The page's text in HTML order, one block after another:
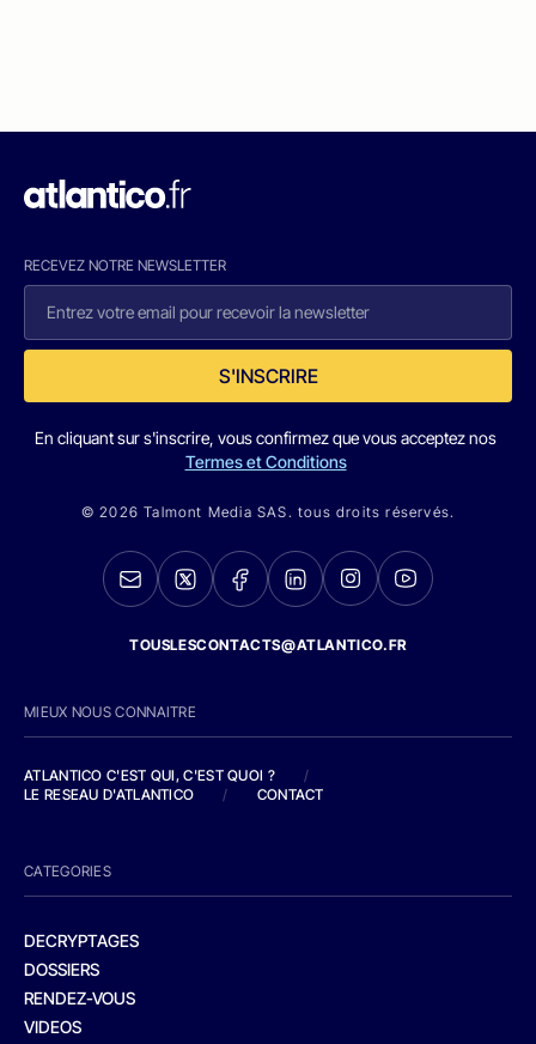
RECEVEZ NOTRE NEWSLETTER
S'INSCRIRE
En cliquant sur s'inscrire, vous confirmez que vous acceptez nos
Termes et Conditions
© 2026 Talmont Media SAS. tous droits réservés.
TOUSLESCONTACTS@ATLANTICO.FR
MIEUX NOUS CONNAITRE
ATLANTICO C'EST QUI, C'EST QUOI ?
/
LE RESEAU D'ATLANTICO
/ CONTACT
CATEGORIES
DECRYPTAGES
DOSSIERS
RENDEZ-VOUS
VIDEOS